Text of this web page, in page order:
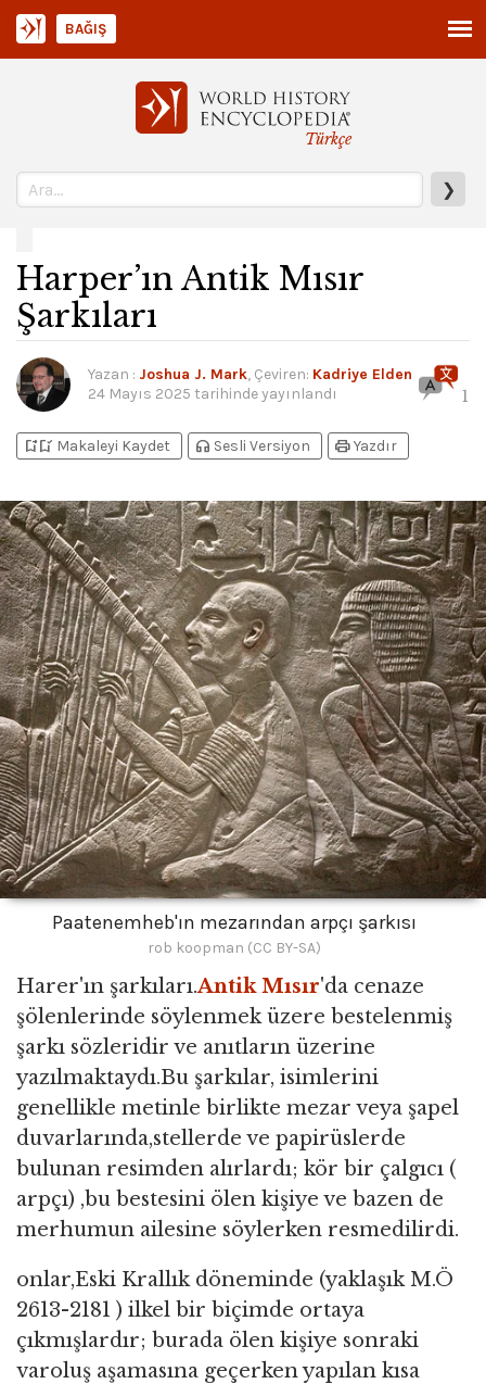
Türkçe
❯
BAĞIŞ
Harper’ın Antik Mısır
Şarkıları
Yazan : Joshua J. Mark, Çeviren: Kadriye Elden
24 Mayıs 2025 tarihinde yayınlandı 1
bookmark_addbookmark_added Makaleyi Kaydet headphones Sesli Versiyon printYazdır
Paatenemheb'ın mezarından arpçı şarkısı
rob koopman (CC BY-SA)
Harer'ın şarkıları.Antik Mısır'da cenaze
şölenlerinde söylenmek üzere bestelenmiş
şarkı sözleridir ve anıtların üzerine
yazılmaktaydı.Bu şarkılar, isimlerini
genellikle metinle birlikte mezar veya şapel
duvarlarında,stellerde ve papirüslerde
bulunan resimden alırlardı; kör bir çalgıcı (
arpçı) ,bu bestesini ölen kişiye ve bazen de
merhumun ailesine söylerken resmedilirdi.
onlar,Eski Krallık döneminde (yaklaşık M.Ö
2613-2181 ) ilkel bir biçimde ortaya
çıkmışlardır; burada ölen kişiye sonraki
varoluş aşamasına geçerken yapılan kısa